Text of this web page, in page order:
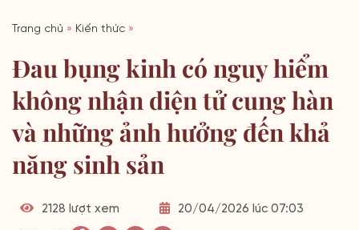
Trang chủ » Kiến thức »
Đau bụng kinh có nguy hiểm
không nhận diện tử cung hàn
và những ảnh hưởng đến khả
năng sinh sản
2128 lượt xem 20/04/2026 lúc 07:03